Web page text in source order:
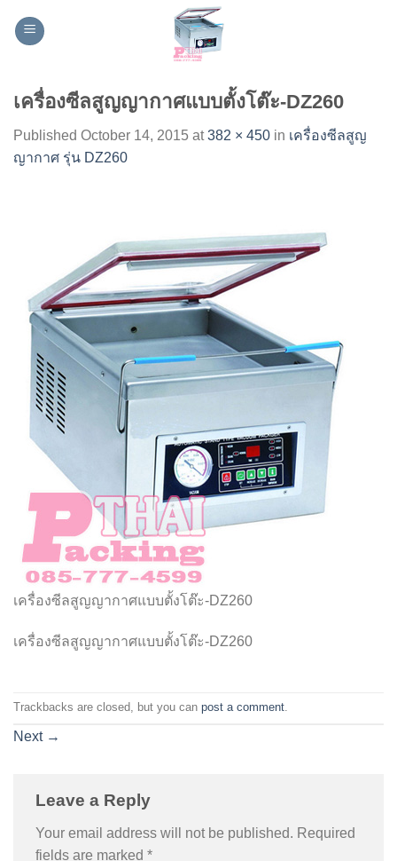
เครื่องซีลสูญญากาศแบบตั้งโต๊ะ-DZ260
Published October 14, 2015 at382 × 450 in เครื่องซีลสูญ
ญากาศ รุ่น DZ260
เครื่องซีลสูญญากาศแบบตั้งโต๊ะ-DZ260
เครื่องซีลสูญญากาศแบบตั้งโต๊ะ-DZ260
Trackbacks are closed, but you can post a comment.
Next →
Leave a Reply
Your email address will not be published. Required
fields are marked *